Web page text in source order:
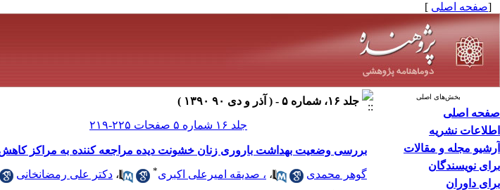
[صفحه اصلی ]
بخش‌های اصلی
صفحه اصلی
اطلاعات نشریه
آرشیو مجله و مقالات
برای نویسندگان
برای داوران
جلد ۱۶، شماره ۵ - ( آذر و دی ۹۰ ۱۳۹۰ )
جلد ۱۶ شماره ۵ صفحات ۲۲۵-۲۱۹
بررسی وضعیت بهداشت باروری زنان خشونت‌ دیده مراجعه کننده به مراکز کاهش
گوهر محمدی ، ، صدیقه امیرعلی اکبری* ، دکتر علی رمضانخانی